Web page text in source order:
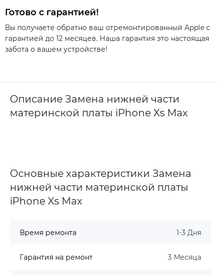
Готово с гарантией!
Вы получаете обратно ваш отремонтированный Apple с
гарантией до 12 месяцев. Наша гарантия это настоящая
забота о вашем устройстве!
Описание Замена нижней части
материнской платы iPhone Xs Max
Основные характеристики Замена
нижней части материнской платы
iPhone Xs Max
Время ремонта 1-3 Дня
Гарантия на ремонт 3 Месяца